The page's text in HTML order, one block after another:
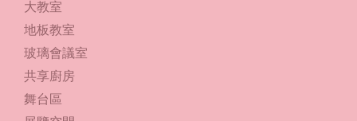
大教室
地板教室
玻璃會議室
共享廚房
舞台區